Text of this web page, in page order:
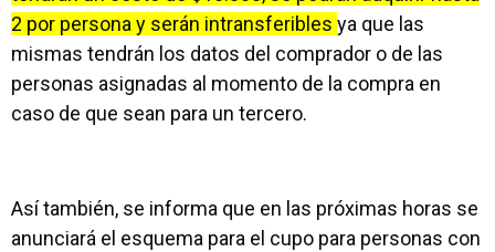
2 por persona y serán intransferibles ya que las
mismas tendrán los datos del comprador o de las
personas asignadas al momento de la compra en
caso de que sean para un tercero.
Así también, se informa que en las próximas horas se
anunciará el esquema para el cupo para personas con